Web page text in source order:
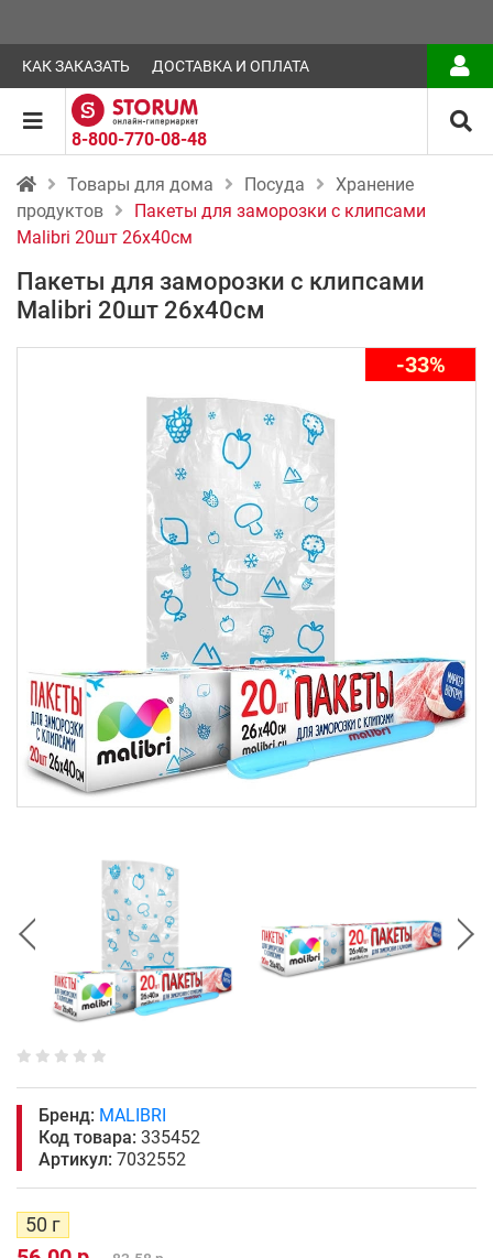
КАК ЗАКАЗАТЬ ДОСТАВКА И ОПЛАТА
8-800-770-08-48
Товары для дома Посуда
Хранение
продуктов
Пакеты для заморозки с клипсами
Malibri 20шт 26х40см
Пакеты для заморозки с клипсами
Malibri 20шт 26х40см
-33%
Бренд: MALIBRI
Код товара: 335452
Артикул: 7032552
50 г